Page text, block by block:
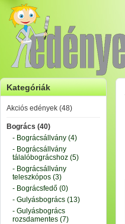
Kategóriák
Akciós edények (48)
Bogrács (40)
- Bográcsállvány (4)
- Bográcsállvány
tálalóbográcshoz (5)
- Bográcsállvány
teleszkópos (3)
- Bográcsfedő (0)
- Gulyásbogrács (13)
- Gulyásbogrács
rozsdamentes (7)